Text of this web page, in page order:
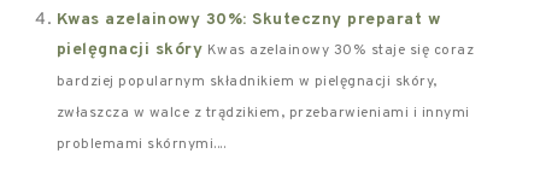
Kwas azelainowy 30%: Skuteczny preparat w
pielęgnacji skóry Kwas azelainowy 30% staje się coraz
bardziej popularnym składnikiem w pielęgnacji skóry,
zwłaszcza w walce z trądzikiem, przebarwieniami i innymi
problemami skórnymi....